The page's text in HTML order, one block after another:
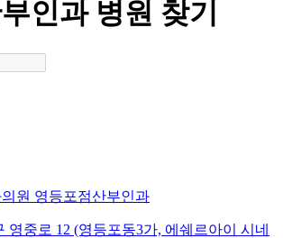
인과 병원 찾기
원 영등포점산부인과
영중로 12 (영등포동3가, 에쉐르아이 시네